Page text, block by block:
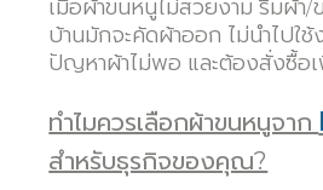
เมื่อผ้าขนหนูไม่สวยงาม ริมผ้า
บ้านมักจะคัดผ้าออก ไม่นำไปใช้
ปัญหาผ้าไม่พอ และต้องสั่งซื้อ
ทำไมควรเลือกผ้าขนหนูจาก
สำหรับธุรกิจของคุณ?